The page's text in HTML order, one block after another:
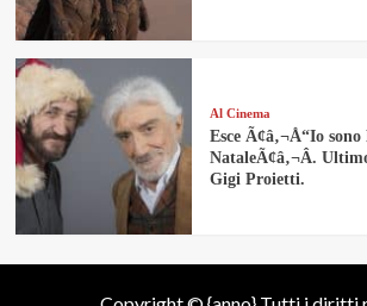
Al Cinema
Esce Ã¢â‚¬Å“Io sono
NataleÃ¢â‚¬Â.
Gigi Proietti.